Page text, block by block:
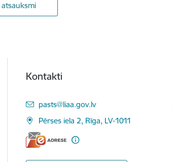
Kontakti
E-pasts:
pasts@liaa.gov.lv
Pērses iela 2, Rīga, LV-1011